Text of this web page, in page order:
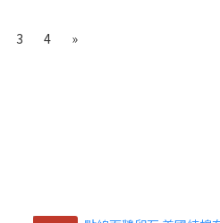
3 4 »